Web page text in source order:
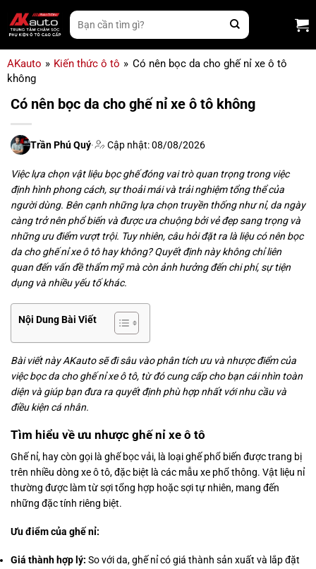
qua
nội
Tìm
kiếm:
AKauto » Kiến thức ô tô » Có nên bọc da cho ghế nỉ xe ô tô
không
Có nên bọc da cho ghế nỉ xe ô tô không
Trần Phú Quý· Cập nhật: 08/08/2026
Việc lựa chọn vật liệu bọc ghế đóng vai trò quan trọng trong việc
định hình phong cách, sự thoải mái và trải nghiệm tổng thể của
người dùng. Bên cạnh những lựa chọn truyền thống như nỉ, da ngày
càng trở nên phổ biến và được ưa chuộng bởi vẻ đẹp sang trọng và
những ưu điểm vượt trội. Tuy nhiên, câu hỏi đặt ra là liệu có nên bọc
da cho ghế nỉ xe ô tô hay không? Quyết định này không chỉ liên
quan đến vấn đề thẩm mỹ mà còn ảnh hưởng đến chi phí, sự tiện
dụng và nhiều yếu tố khác.
Nội Dung Bài Viết
Bài viết này AKauto sẽ đi sâu vào phân tích ưu và nhược điểm của
việc bọc da cho ghế nỉ xe ô tô, từ đó cung cấp cho bạn cái nhìn toàn
diện và giúp bạn đưa ra quyết định phù hợp nhất với nhu cầu và
điều kiện cá nhân.
Tìm hiểu về ưu nhược ghế nỉ xe ô tô
Ghế nỉ, hay còn gọi là ghế bọc vải, là loại ghế phổ biến được trang bị
trên nhiều dòng xe ô tô, đặc biệt là các mẫu xe phổ thông. Vật liệu nỉ
thường được làm từ sợi tổng hợp hoặc sợi tự nhiên, mang đến
những đặc tính riêng biệt.
Ưu điểm của ghế nỉ:
Giá thành hợp lý: So với da, ghế nỉ có giá thành sản xuất và lắp đặt